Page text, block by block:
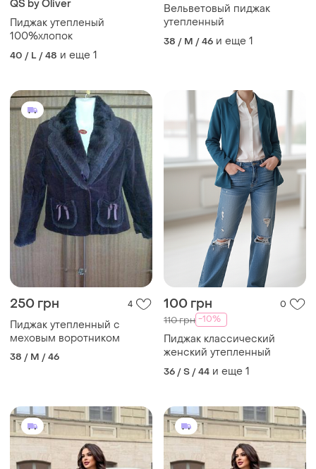
QS by Oliver
Пиджак утепленый
100%хлопок
40 / L / 48 и еще 1
Вельветовый пиджак
утепленный
38 / M / 46 и еще 1
250 грн 4
Пиджак утепленный с
меховым воротником
38 / M / 46
100 грн 0
110 грн -10%
Пиджак классический
женский утепленный
36 / S / 44 и еще 1